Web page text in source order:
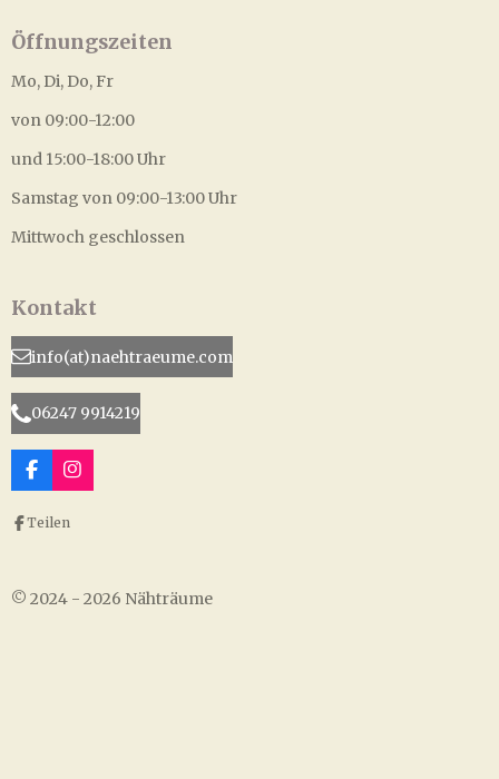
Öffnungszeiten
Mo, Di, Do, Fr
von 09:00-12:00
und 15:00-18:00 Uhr
Samstag von 09:00-13:00 Uhr
Mittwoch geschlossen
Kontakt
info(at)naehtraeume.com
06247 9914219
F
a
c
e
k
I
n
a
Teilen
© 2024 - 2026 Nähträume